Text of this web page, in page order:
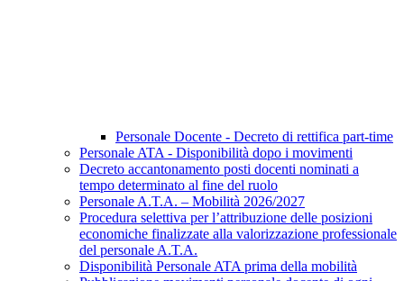
Personale Docente - Decreto di rettifica part-time
Personale ATA - Disponibilità dopo i movimenti
Decreto accantonamento posti docenti nominati a
tempo determinato al fine del ruolo
Personale A.T.A. – Mobilità 2026/2027
Procedura selettiva per l’attribuzione delle posizioni
economiche finalizzate alla valorizzazione professionale
del personale A.T.A.
Disponibilità Personale ATA prima della mobilità